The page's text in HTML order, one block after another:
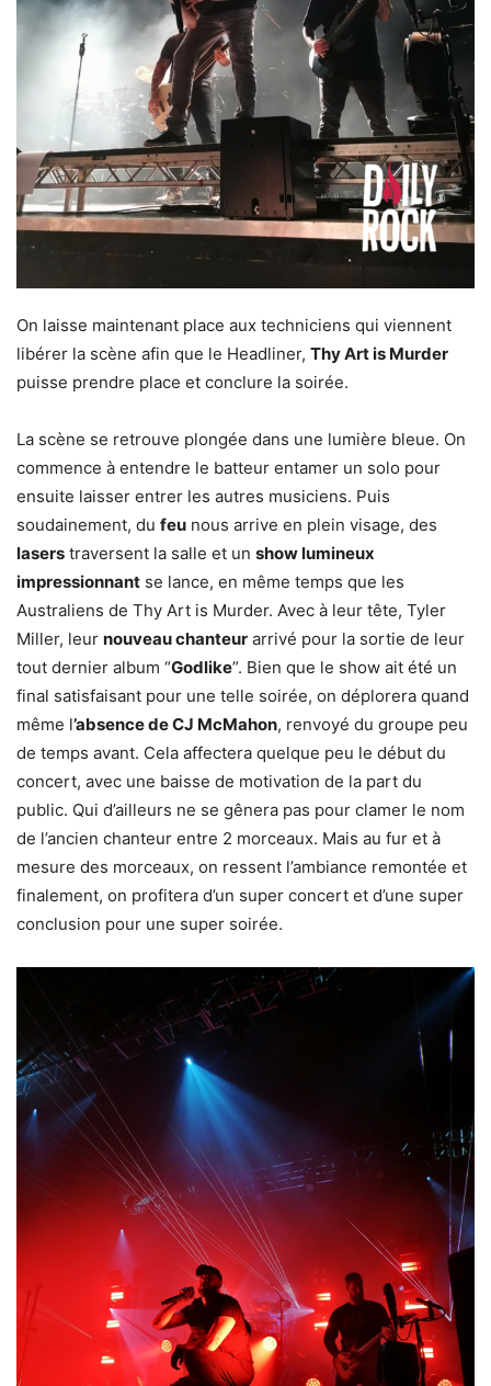
On laisse maintenant place aux techniciens qui viennent
libérer la scène afin que le Headliner, Thy Art is Murder
puisse prendre place et conclure la soirée.
La scène se retrouve plongée dans une lumière bleue. On
commence à entendre le batteur entamer un solo pour
ensuite laisser entrer les autres musiciens. Puis
soudainement, du feu nous arrive en plein visage, des
lasers traversent la salle et un show lumineux
impressionnant se lance, en même temps que les
Australiens de Thy Art is Murder. Avec à leur tête, Tyler
Miller, leur nouveau chanteur arrivé pour la sortie de leur
tout dernier album “Godlike”. Bien que le show ait été un
final satisfaisant pour une telle soirée, on déplorera quand
même l’absence de CJ McMahon, renvoyé du groupe peu
de temps avant. Cela affectera quelque peu le début du
concert, avec une baisse de motivation de la part du
public. Qui d’ailleurs ne se gênera pas pour clamer le nom
de l’ancien chanteur entre 2 morceaux. Mais au fur et à
mesure des morceaux, on ressent l’ambiance remontée et
finalement, on profitera d’un super concert et d’une super
conclusion pour une super soirée.